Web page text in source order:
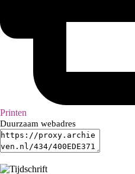
Printen
Duurzaam webadres